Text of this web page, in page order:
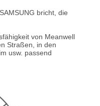
bricht, die
von Meanwell
Straßen, in den
usw. passend